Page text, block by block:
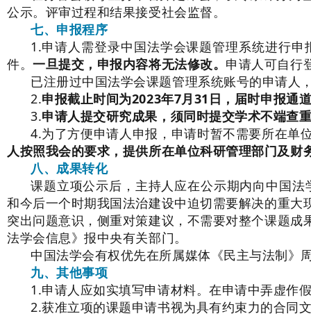
公示。评审过程和结果接受社会监督。
七、申报程序
1.申请人需登录中国法学会课题管理系统进行
件。一旦提交，申报内容将无法修改。 申请人可自行
已注册过中国法学会课题管理系统账号的申请人
2.申报截止时间为2023年7月31日，届时申报通
3.申请人提交研究成果，须同时提交学术不端查
4.为了方便申请人申报，申请时暂不需要所在单
人按照我会的要求，提供所在单位科研管理部门及
八、成果转化
课题立项公示后，主持人应在公示期内向中国
和今后一个时期我国法治建设中迫切需要解决的重
突出问题意识，侧重对策建议，不需要对整个课题
法学会信息》报中央有关部门。
中国法学会有权优先在所属媒体《民主与法制》
九、其他事项
1.申请人应如实填写申请材料。在申请中弄虚作
2.获准立项的课题申请书视为具有约束力的合同